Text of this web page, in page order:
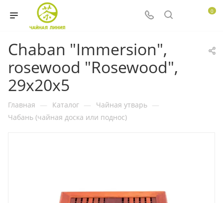
0
Chaban "Immersion",
rosewood "Rosewood",
29x20x5
Главная — Каталог — Чайная утварь —
Чабань (чайная доска или поднос)